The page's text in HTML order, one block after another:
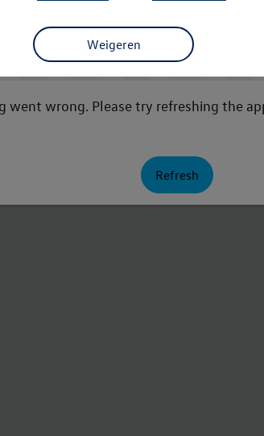
Weigeren Oops!
went wrong. Please try refreshing the
Refresh